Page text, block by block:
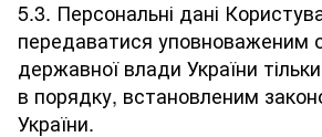
5.3. Персональні дані
передаватися уповноваженим
державної влади України
в порядку, встановленим
України.